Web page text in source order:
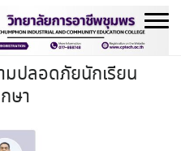
มปลอดภัยนักเรียน
ษา